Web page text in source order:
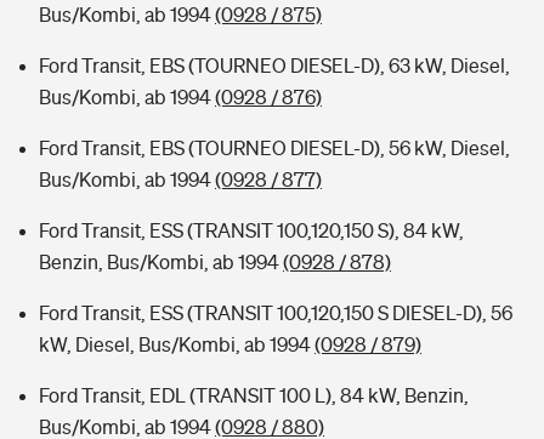
Bus/Kombi, ab 1994(0928 / 875)
Ford Transit, EBS (TOURNEO DIESEL-D), 63 kW, Diesel,
Bus/Kombi, ab 1994(0928 / 876)
Ford Transit, EBS (TOURNEO DIESEL-D), 56 kW, Diesel,
Bus/Kombi, ab 1994(0928 / 877)
Ford Transit, ESS (TRANSIT 100,120,150 S), 84 kW,
Benzin, Bus/Kombi, ab 1994(0928 / 878)
Ford Transit, ESS (TRANSIT 100,120,150 S DIESEL-D), 56
kW, Diesel, Bus/Kombi, ab 1994(0928 / 879)
Ford Transit, EDL (TRANSIT 100 L), 84 kW, Benzin,
Bus/Kombi, ab 1994(0928 / 880)